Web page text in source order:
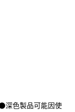
深色製品可能因使